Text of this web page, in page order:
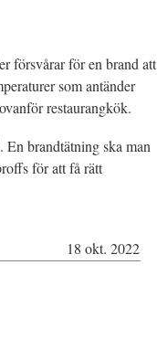
försvårar för en brand att
som antänder
restaurangkök.
brandtätning ska man
för att få rätt
18 okt. 2022